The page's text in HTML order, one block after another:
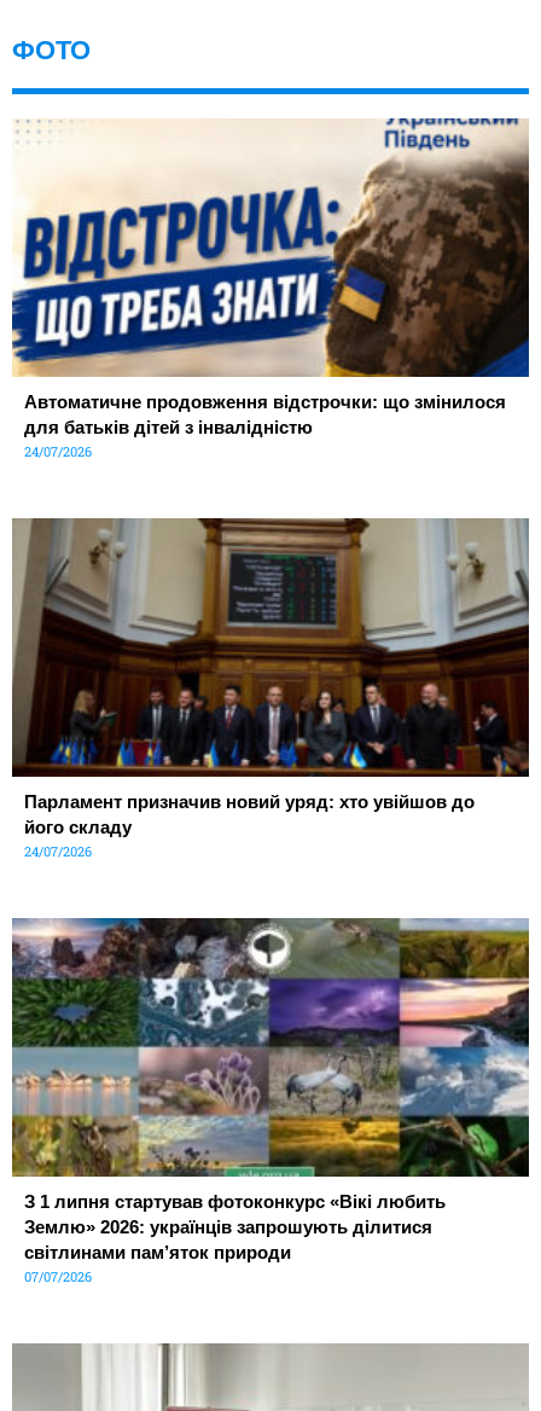
ФОТО
Автоматичне продовження відстрочки: що змінилося
для батьків дітей з інвалідністю
24/07/2026
Парламент призначив новий уряд: хто увійшов до
його складу
24/07/2026
З 1 липня стартував фотоконкурс «Вікі любить
Землю» 2026: українців запрошують ділитися
світлинами пам’яток природи
07/07/2026